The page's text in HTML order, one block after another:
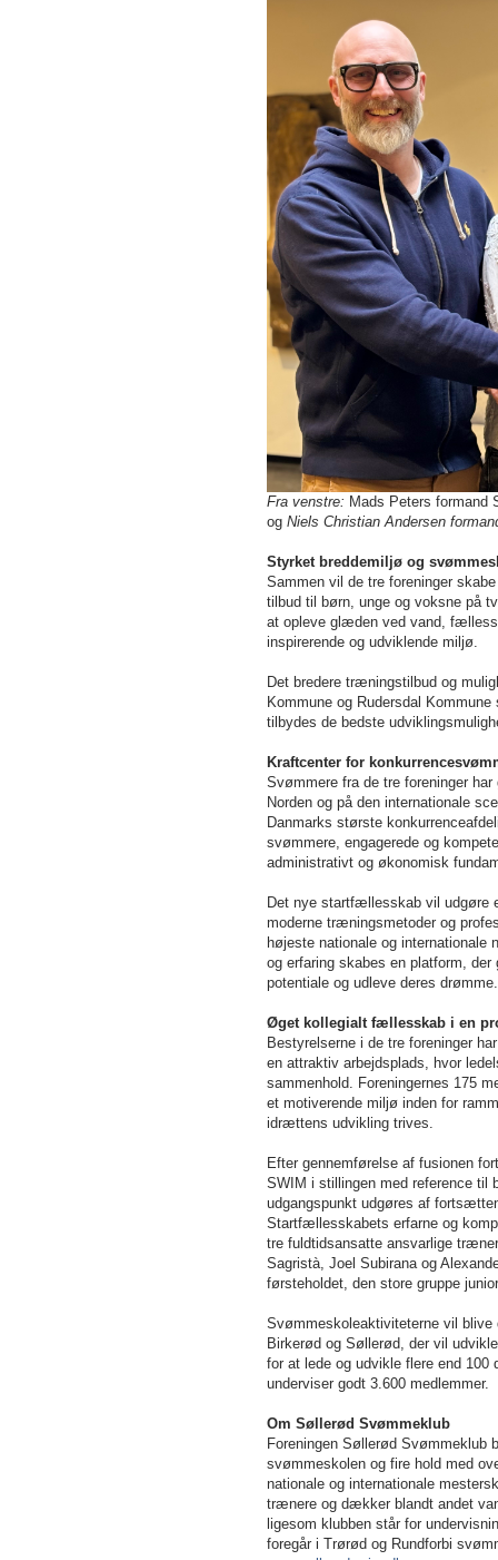
Fra venstre: Mads Peters
og Niels Christian Andersen
Styrket breddemiljø og
Sammen vil de tre foreninger
tilbud til børn, unge og voksne på
at opleve glæden ved vand,
inspirerende og udviklende miljø.
Det bredere træningstilbud og
Kommune og Rudersdal
tilbydes de bedste
Kraftcenter for
Svømmere fra de tre foreninger
Norden og på den internationale
Danmarks største
svømmere, engagerede og
administrativt og økonomisk
Det nye startfællesskab vil udgøre
moderne træningsmetoder og
højeste nationale og internationale
og erfaring skabes en platform,
potentiale og udleve deres drømme.
Øget kollegialt fællesskab i en
Bestyrelserne i de tre foreninger
en attraktiv arbejdsplads, hvor
sammenhold. Foreningernes 175
et motiverende miljø inden for
idrættens udvikling trives.
Efter gennemførelse af fusionen
SWIM i stillingen med reference til
udgangspunkt udgøres af
Startfællesskabets erfarne og
tre fuldtidsansatte ansvarlige
Sagristà, Joel Subirana og
førsteholdet, den store gruppe
Svømmeskoleaktiviteterne vil
Birkerød og Søllerød, der vil
for at lede og udvikle flere end 100
underviser godt 3.600 medlemmer.
Om Søllerød Svømmeklub
Foreningen Søllerød Svømmeklub
svømmeskolen og fire hold med
nationale og internationale
trænere og dækker blandt andet
ligesom klubben står for
foregår i Trørød og Rundforbi